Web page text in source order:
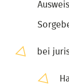
bei